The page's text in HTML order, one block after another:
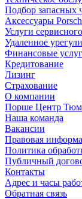
Подбор запасных
Аксессуары
Услуги
Удаленное
Финансовые
Кредитование
Лизинг
Страхование
О компании
Порше Центр
Наша команда
Вакансии
Правовая
Политика
Публичный
Контакты
Адрес и часы
Обратная связь